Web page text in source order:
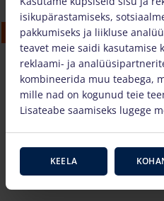
Diiselkäärtõstuk Genie
m)
77.38 € /tk. + käibemaks
Miks
isikupärastamiseks,
pakkumiseks ja liikluse
teavet meie saidi kasutamise
reklaami- ja
kombineerida muu teabega,
mille nad on kogunud teie
Lisateabe saamiseks lugege
KEELA